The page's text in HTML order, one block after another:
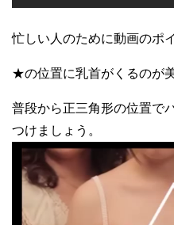
忙しい人のために動画のポ
★の位置に乳首がくるのが
普段から正三角形の位置で
つけましょう。